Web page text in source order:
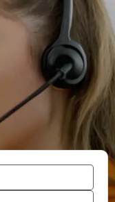
и
они сделаны, так
также
за